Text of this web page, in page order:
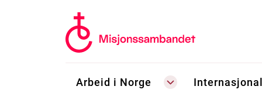
Arbeid i Norge